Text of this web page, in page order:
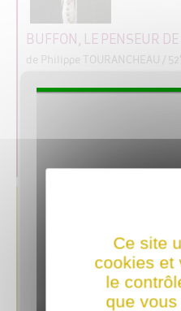
BUFFON, LE PENSEUR
de Philippe TOURANCHEAU /
Buffon qui fut
recherche modernes.
Ce site
cookies et
le
que